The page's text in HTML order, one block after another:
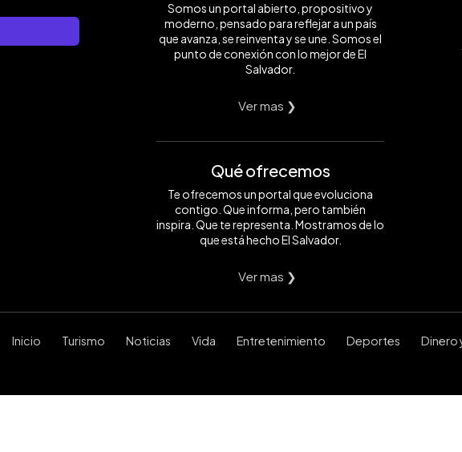
Somos un portal abierto, propositivo y
moderno, pensado para reflejar a un país
que avanza, se reinventa y se une. Somos el
punto de conexión con lo mejor de El
Salvador.
Ver mas ❯
Qué ofrecemos
Te ofrecemos un portal que evoluciona
contigo. Que informa, pero también
inspira. Que te representa. Mostramos de lo
que está hecho El Salvador.
Ver mas ❯
Inicio Turismo Noticias Vida Entretenimiento Deportes Dinero